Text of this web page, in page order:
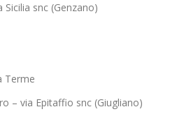
snc (Genzano)
Terme
– via Epitaffio snc (Giugliano)